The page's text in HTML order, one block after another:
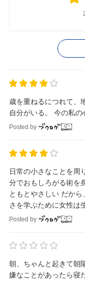
歳を重ねるにつれて、
自分がいる。 今の私の
Posted by
日常の小さなことを周
分でおもしろがる術を身につける 女性はもと
ともとやさしい だか
さを学ぶために女性は生まれてきた がん
菜旬のものを
Posted by
朝、ちゃんと起きて朝
嫌なことがあったら寝